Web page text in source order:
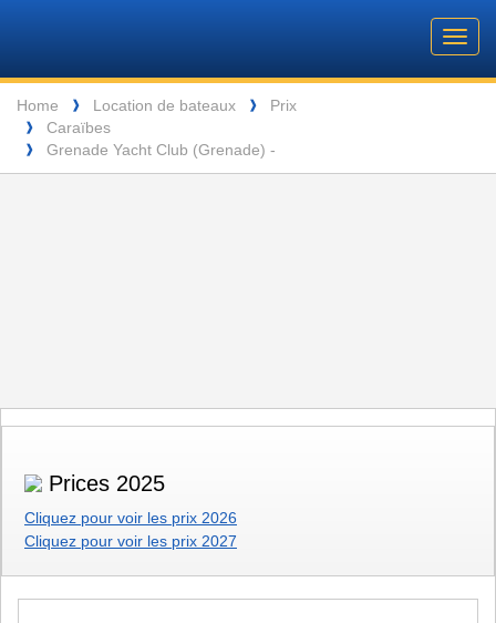
Barone
Yachting
Breadcrumb
Home ❱ Location de bateaux ❱ Prix
❱ Caraïbes
❱ Grenade Yacht Club (Grenade) -
Prices 2025
Cliquez pour voir les prix 2026
Cliquez pour voir les prix 2027